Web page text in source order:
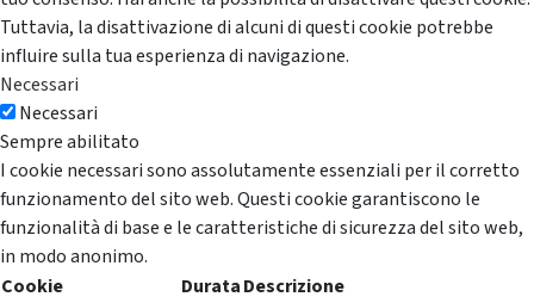
Tuttavia, la disattivazione di alcuni di questi cookie potrebbe
influire sulla tua esperienza di navigazione.
Necessari
Necessari
Sempre abilitato
I cookie necessari sono assolutamente essenziali per il corretto
funzionamento del sito web. Questi cookie garantiscono le
funzionalità di base e le caratteristiche di sicurezza del sito web,
in modo anonimo.
Cookie
DurataDescrizione